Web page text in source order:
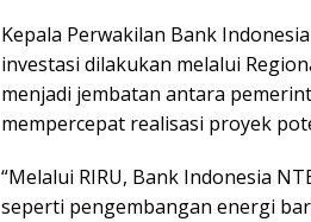
Kepala Perwakilan Bank
investasi dilakukan melalui
menjadi jembatan antara
mempercepat realisasi proyek
“Melalui RIRU, Bank Indonesia
seperti pengembangan energi